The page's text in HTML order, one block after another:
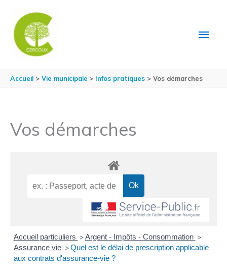
Accueil Vie municipale Infos pratiques Vos démarches
Vos démarches
Accueil particuliers > Argent - Impôts - Consommation >
Assurance vie > Quel est le délai de prescription applicable
aux contrats d'assurance-vie ?